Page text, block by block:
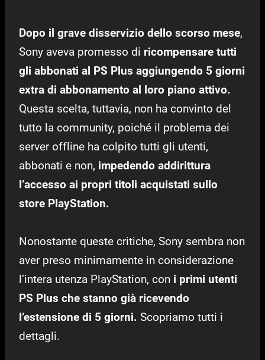
Dopo il grave disservizio dello scorso mese,
Sony aveva promesso di ricompensare tutti
gli abbonati al PS Plus aggiungendo 5 giorni
extra di abbonamento al loro piano attivo.
Questa scelta, tuttavia, non ha convinto del
tutto la community, poiché il problema dei
server offline ha colpito tutti gli utenti,
abbonati e non, impedendo addirittura
l’accesso ai propri titoli acquistati sullo
store PlayStation.
Nonostante queste critiche, Sony sembra non
aver preso minimamente in considerazione
l’intera utenza PlayStation, con i primi utenti
PS Plus che stanno già ricevendo
l’estensione di 5 giorni. Scopriamo tutti i
dettagli.